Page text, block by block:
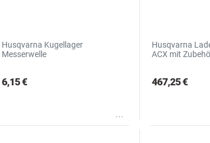
Husqvarna Kugellager
Messerwelle
6,15 €
Husqvarna
ACX mit
467,25 €